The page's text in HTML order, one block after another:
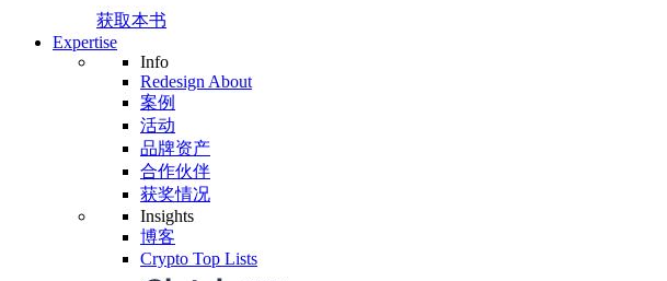
获取本书
Expertise
Info
Redesign About
案例
活动
品牌资产
合作伙伴
获奖情况
Insights
博客
Crypto Top Lists